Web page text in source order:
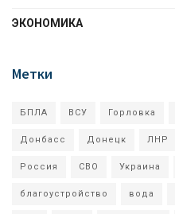
ЭКОНОМИКА
Метки
БПЛА ВСУ Горловка
Донбасс Донецк ЛНР
Россия СВО Украина
благоустройство вода